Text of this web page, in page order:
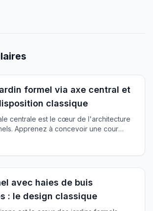
formel via axe central et
classique
centrale est le cœur de l'architecture
Apprenez à concevoir une cour
équilibrée le long d'un axe principal.
avec haies de buis
: le design classique